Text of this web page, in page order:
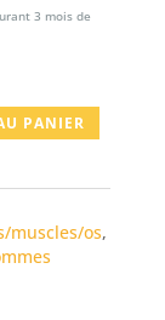
3 mois de
PANIER
muscles/os,